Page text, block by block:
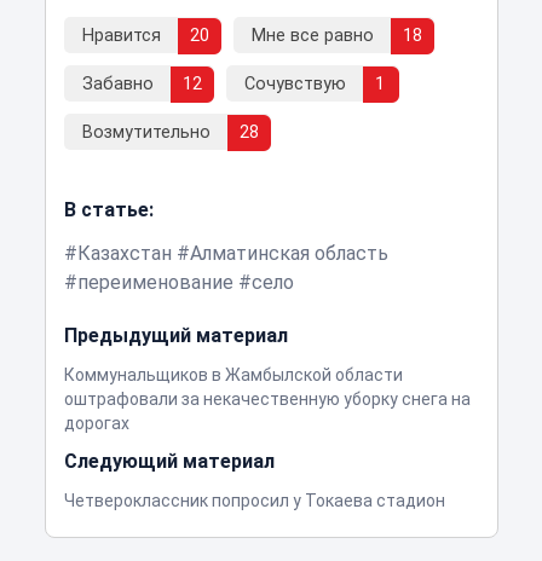
Нравится 20 Мне все равно 18
Забавно 12 Сочувствую 1
Возмутительно 28
В статье:
Казахстан
Алматинская область
переименование
село
Предыдущий материал
Коммунальщиков в Жамбылской области
оштрафовали за некачественную уборку снега на
дорогах
Следующий материал
Четвероклассник попросил у Токаева стадион